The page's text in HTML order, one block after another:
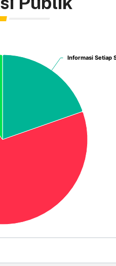
Informasi Setiap
Informasi Setiap